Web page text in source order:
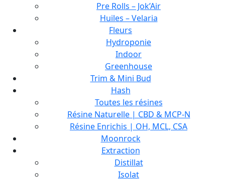
Pre Rolls – Jok’Air
Huiles – Velaria
Fleurs
Hydroponie
Indoor
Greenhouse
Trim & Mini Bud
Hash
Toutes les résines
Résine Naturelle | CBD & MCP-N
Résine Enrichis | OH, MCL, CSA
Moonrock
Extraction
Distillat
Isolat